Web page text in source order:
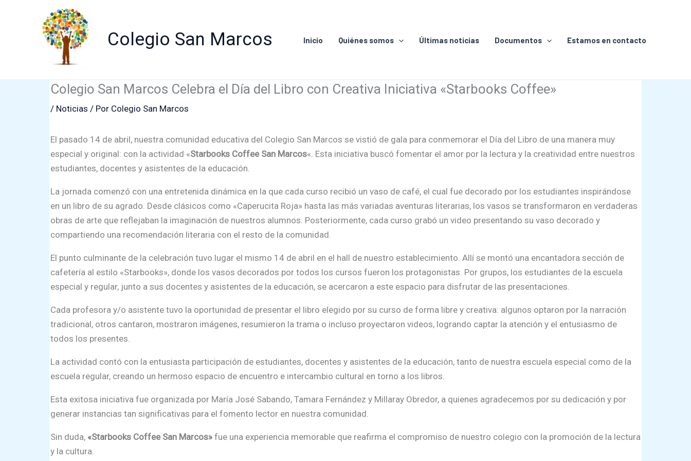
Colegio San Marcos Inicio Quiénes somos Últimas noticias Documentos Estamos en contacto
Colegio San Marcos Celebra el Día del Libro con Creativa Iniciativa «Starbooks Coffee»
/ Noticias / Por Colegio San Marcos
El pasado 14 de abril, nuestra comunidad educativa del Colegio San Marcos se vistió de gala para conmemorar el Día del Libro de una manera muy
especial y original: con la actividad «Starbooks Coffee San Marcos«. Esta iniciativa buscó fomentar el amor por la lectura y la creatividad entre nuestros
estudiantes, docentes y asistentes de la educación.
La jornada comenzó con una entretenida dinámica en la que cada curso recibió un vaso de café, el cual fue decorado por los estudiantes inspirándose
en un libro de su agrado. Desde clásicos como «Caperucita Roja» hasta las más variadas aventuras literarias, los vasos se transformaron en verdaderas
obras de arte que reflejaban la imaginación de nuestros alumnos. Posteriormente, cada curso grabó un video presentando su vaso decorado y
compartiendo una recomendación literaria con el resto de la comunidad.
El punto culminante de la celebración tuvo lugar el mismo 14 de abril en el hall de nuestro establecimiento. Allí se montó una encantadora sección de
cafetería al estilo «Starbooks», donde los vasos decorados por todos los cursos fueron los protagonistas. Por grupos, los estudiantes de la escuela
especial y regular, junto a sus docentes y asistentes de la educación, se acercaron a este espacio para disfrutar de las presentaciones.
Cada profesora y/o asistente tuvo la oportunidad de presentar el libro elegido por su curso de forma libre y creativa: algunos optaron por la narración
tradicional, otros cantaron, mostraron imágenes, resumieron la trama o incluso proyectaron videos, logrando captar la atención y el entusiasmo de
todos los presentes.
La actividad contó con la entusiasta participación de estudiantes, docentes y asistentes de la educación, tanto de nuestra escuela especial como de la
escuela regular, creando un hermoso espacio de encuentro e intercambio cultural en torno a los libros.
Esta exitosa iniciativa fue organizada por María José Sabando, Tamara Fernández y Millaray Obredor, a quienes agradecemos por su dedicación y por
generar instancias tan significativas para el fomento lector en nuestra comunidad.
Sin duda, «Starbooks Coffee San Marcos» fue una experiencia memorable que reafirma el compromiso de nuestro colegio con la promoción de la lectura
y la cultura.